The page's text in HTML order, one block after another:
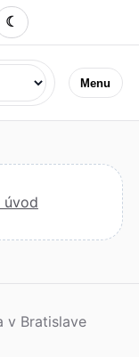
☾
Menu
Jazyk
úvod
v Bratislave